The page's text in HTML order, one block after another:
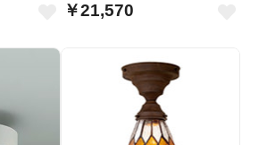
￥21,570